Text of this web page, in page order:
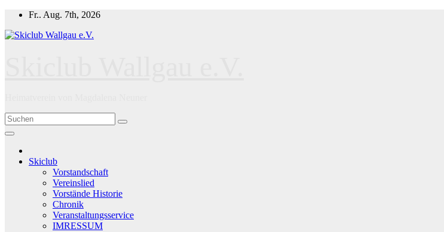
Zum
springen
Fr.. Aug. 7th, 2026
Skiclub
Vorstandschaft
Vereinslied
Vorstände Historie
Chronik
Veranstaltungsservice
IMRESSUM